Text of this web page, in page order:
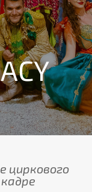
циркового